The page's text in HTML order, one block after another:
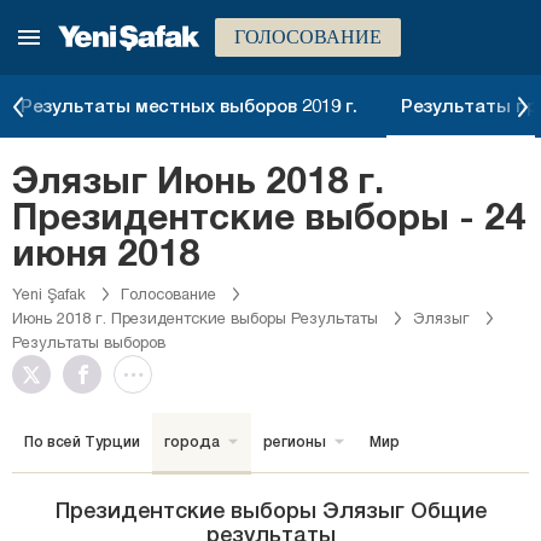
ГОЛОСОВАНИЕ
Результаты местных выборов 2019 г. Результаты
Элязыг Июнь 2018 г.
Президентские выборы - 24
июня 2018
Yeni Şafak
Голосование
Июнь 2018 г. Президентские выборы Результаты
Элязыг
Результаты выборов
По всей Турции города регионы Мир
Президентские выборы Элязыг Общие
результаты